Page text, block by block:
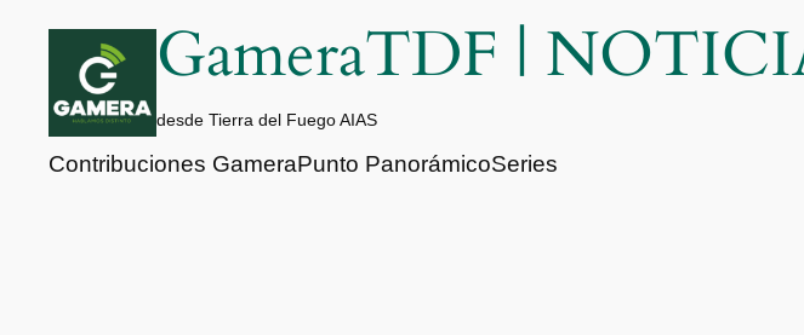
contenido
GameraTDF |
desde Tierra del Fuego AIAS
Contribuciones GameraPunto PanorámicoSeries